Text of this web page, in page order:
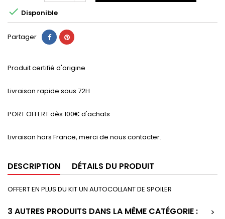
 Disponible
Partager
Produit certifié d'origine
Livraison rapide sous 72H
PORT OFFERT dès 100€ d'achats
Livraison hors France, merci de nous contacter.
DESCRIPTION DÉTAILS DU PRODUIT
OFFERT EN PLUS DU KIT UN AUTOCOLLANT DE SPOILER
3 AUTRES PRODUITS DANS LA MÊME CATÉGORIE :
>